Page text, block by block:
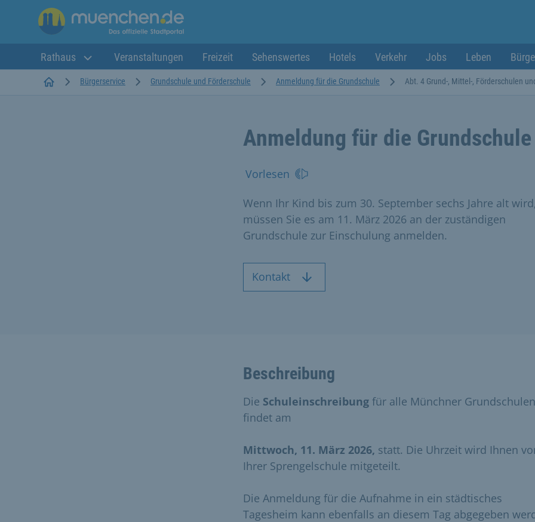
Rathaus Veranstaltungen Freizeit Sehenswertes Hotels Verkehr Jobs Leben
StartseiteBürgerservice Grundschule und Förderschule Anmeldung für die Grundschule Abt. 4 Grund-, Mittel-, Förderschulen
Anmeldung für die Grundschule
Vorlesen
Wenn Ihr Kind bis zum 30. September sechs Jahre alt
müssen Sie es am 11. März 2026 an der zuständigen
Grundschule zur Einschulung anmelden.
Kontakt
Beschreibung
Die Schuleinschreibung für alle Münchner Grundschulen
findet am
Mittwoch, 11. März 2026, statt. Die Uhrzeit wird Ihnen
Ihrer Sprengelschule mitgeteilt.
Die Anmeldung für die Aufnahme in ein städtisches
Tagesheim kann ebenfalls an diesem Tag abgegeben